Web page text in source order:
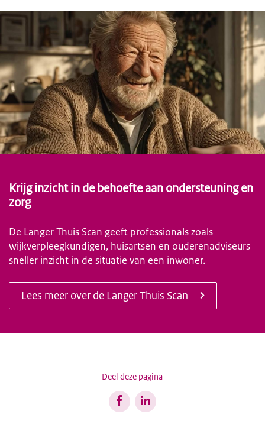
Krijg inzicht in de behoefte aan ondersteuning en
zorg
De Langer Thuis Scan geeft professionals zoals
wijkverpleegkundigen, huisartsen en ouderenadviseurs
sneller inzicht in de situatie van een inwoner.
Lees meer over de Langer Thuis Scan
Deel deze pagina